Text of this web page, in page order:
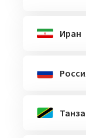
Иран